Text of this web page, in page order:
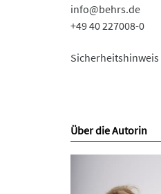
info@behrs.de
+49 40 227008-0
Sicherheitshinweis
Über die Autorin